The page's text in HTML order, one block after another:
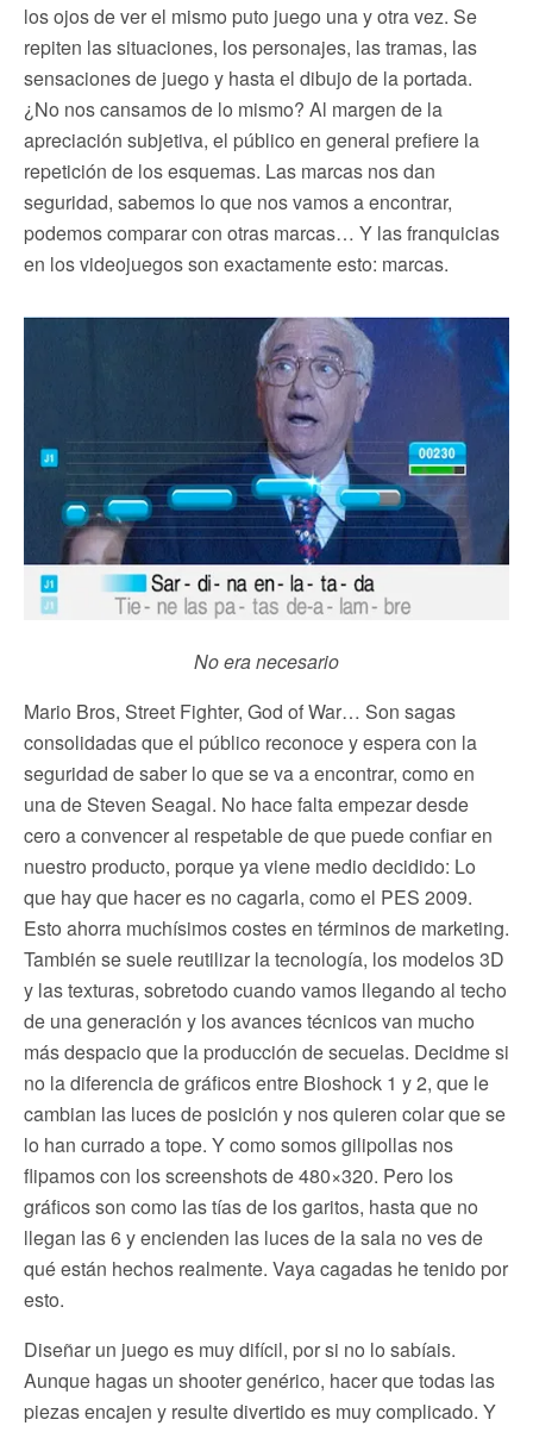
los ojos de ver el mismo puto juego una y otra vez. Se
repiten las situaciones, los personajes, las tramas, las
sensaciones de juego y hasta el dibujo de la portada.
¿No nos cansamos de lo mismo? Al margen de la
apreciación subjetiva, el público en general prefiere la
repetición de los esquemas. Las marcas nos dan
seguridad, sabemos lo que nos vamos a encontrar,
podemos comparar con otras marcas… Y las franquicias
en los videojuegos son exactamente esto: marcas.
No era necesario
Mario Bros, Street Fighter, God of War… Son sagas
consolidadas que el público reconoce y espera con la
seguridad de saber lo que se va a encontrar, como en
una de Steven Seagal. No hace falta empezar desde
cero a convencer al respetable de que puede confiar en
nuestro producto, porque ya viene medio decidido: Lo
que hay que hacer es no cagarla, como el PES 2009.
Esto ahorra muchísimos costes en términos de marketing.
También se suele reutilizar la tecnología, los modelos 3D
y las texturas, sobretodo cuando vamos llegando al techo
de una generación y los avances técnicos van mucho
más despacio que la producción de secuelas. Decidme si
no la diferencia de gráficos entre Bioshock 1 y 2, que le
cambian las luces de posición y nos quieren colar que se
lo han currado a tope. Y como somos gilipollas nos
flipamos con los screenshots de 480×320. Pero los
gráficos son como las tías de los garitos, hasta que no
llegan las 6 y encienden las luces de la sala no ves de
qué están hechos realmente. Vaya cagadas he tenido por
esto.
Diseñar un juego es muy difícil, por si no lo sabíais.
Aunque hagas un shooter genérico, hacer que todas las
piezas encajen y resulte divertido es muy complicado. Y